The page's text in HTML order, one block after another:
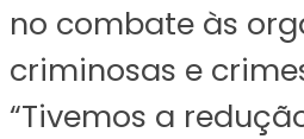
no combate às
criminosas e
“Tivemos a